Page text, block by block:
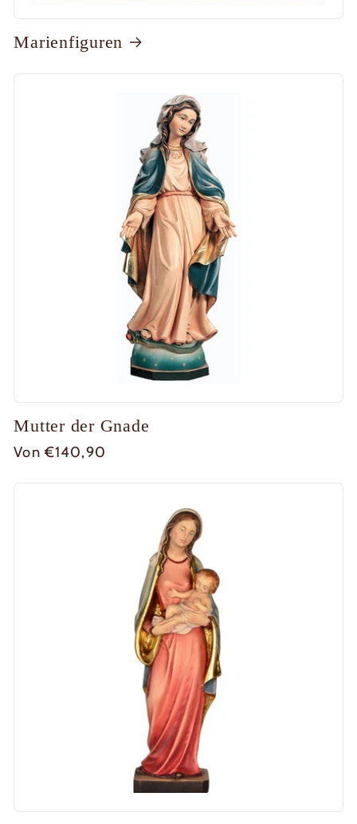
Marienfiguren
Mutter der Gnade
Normaler
Von €140,90